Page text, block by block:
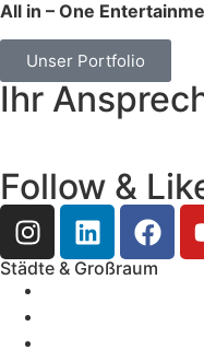
All in – One
Unser Portfolio
Ihr
Follow &
Städte & Großraum